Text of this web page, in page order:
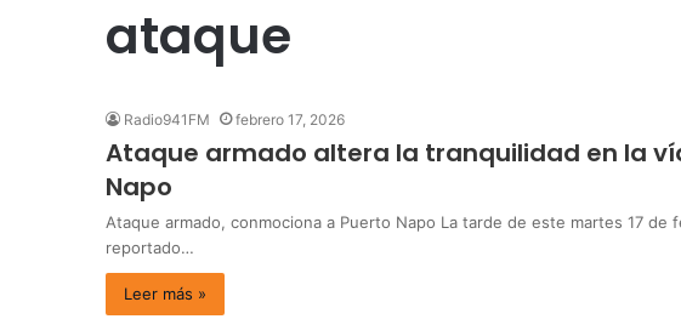
ataque
Radio941FM febrero 17, 2026
Ataque armado altera la tranquilidad en la
Napo
Ataque armado, conmociona a Puerto Napo La tarde de este martes 17
reportado…
Leer más »